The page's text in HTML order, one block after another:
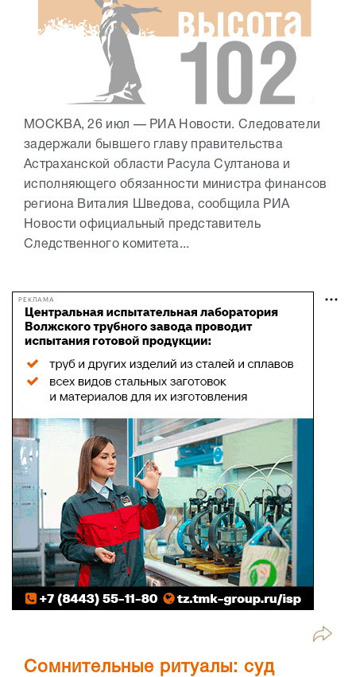
МОСКВА, 26 июл — РИА Новости. Следователи
задержали бывшего главу правительства
Астраханской области Расула Султанова и
исполняющего обязанности министра финансов
региона Виталия Шведова, сообщила РИА
Новости официальный представитель
Следственного комитета...
РЕКЛАМА
Сомнительные ритуалы: суд